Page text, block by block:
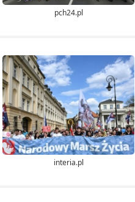
pch24.pl
interia.pl